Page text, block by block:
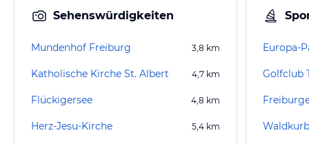
Sehenswürdigkeiten
Mundenhof Freiburg 3,8 km
Katholische Kirche St. Albert 4,7 km
Flückigersee 4,8 km
Herz-Jesu-Kirche 5,4 km
Europa-
Golfclub